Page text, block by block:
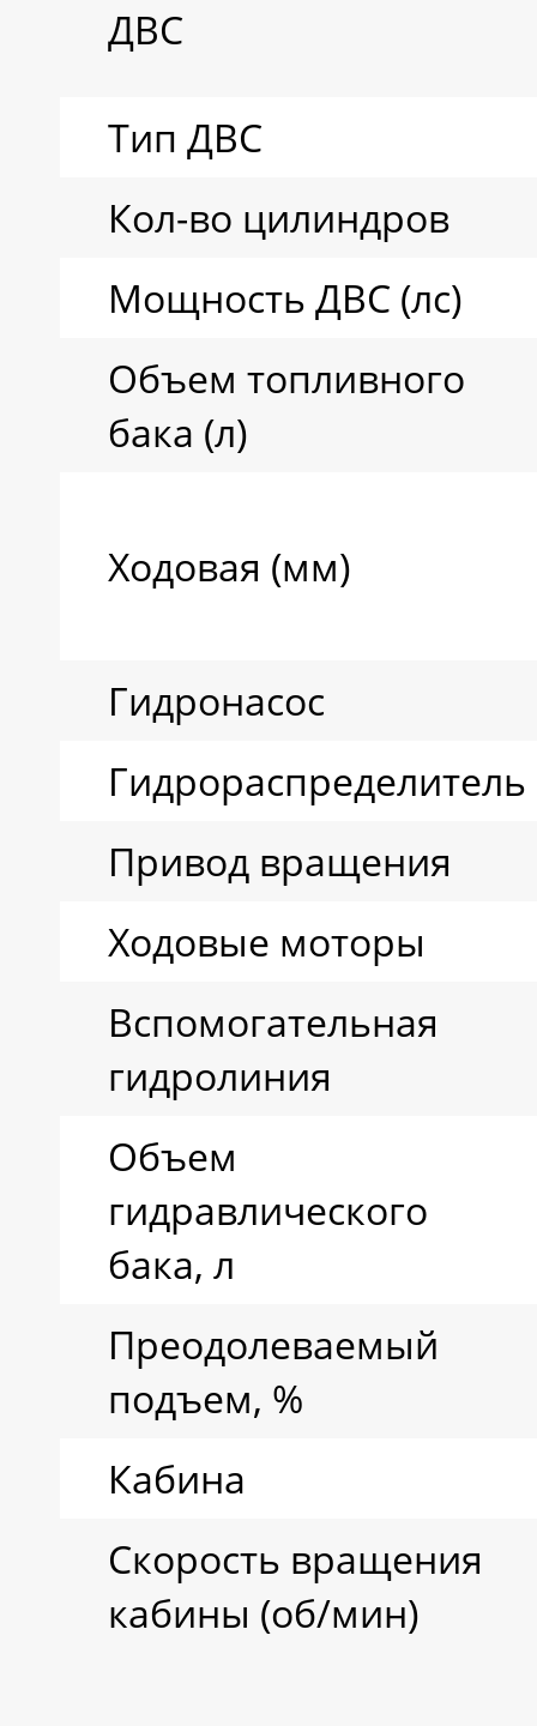
ДВС
Тип ДВС
Кол-во цилиндров
Мощность ДВС (лс)
Объем топливного
бака (л)
Ходовая (мм)
Гидронасос
Гидрораспределитель
Привод вращения
Ходовые моторы
Вспомогательная
гидролиния
Объем
гидравлического
бака, л
Преодолеваемый
подъем, %
Кабина
Скорость вращения
кабины (об/мин)